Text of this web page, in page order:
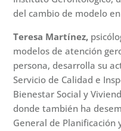
del cambio de modelo
Teresa Martínez,
modelos de atención
persona, desarrolla su
Servicio de Calidad e
Bienestar Social y
donde también ha
General de Planificación